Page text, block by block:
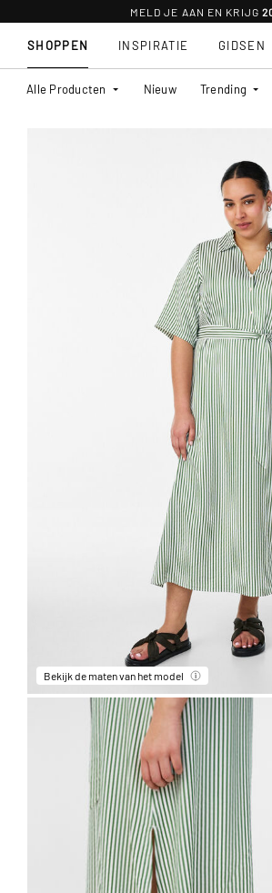
MELD JE AAN EN KRIJG
SHOPPEN
Alle Producten Nieuw Trending
INSPIRATIE GIDSEN
Bekijk de maten van het model